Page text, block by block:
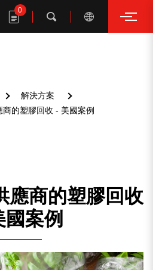
0
一億產品
解決方案
的塑膠回收 - 美國案例
應商的塑膠回收
國案例